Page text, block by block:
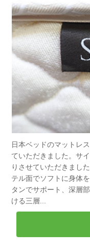
日本ベッドのマットレ
ていただきました。サ
りさせていただきまし
テル面でソフトに身体
タンでサポート、深層
ける三層...